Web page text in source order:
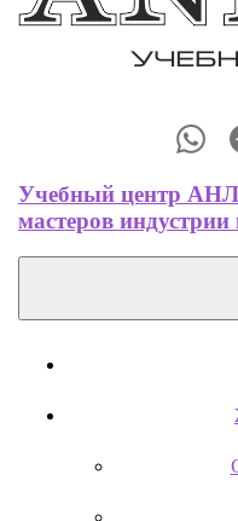
обучение
в Йошкар-Оле
Учебный центр
мастеров